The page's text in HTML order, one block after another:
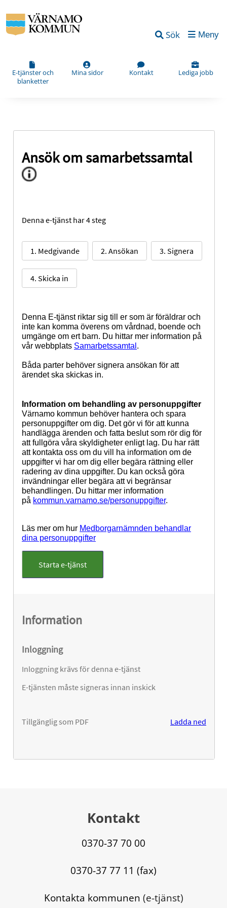
Sök Meny
E-tjänster och
blanketter
Mina sidor Kontakt Lediga jobb
Kontakt
0370-37 70 00
0370-37 77 11 (fax)
Kontakta kommunen (e-tjänst)